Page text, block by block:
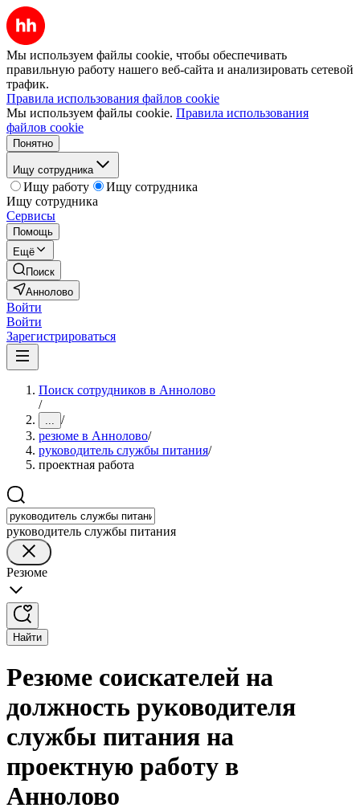
Мы используем файлы cookie, чтобы обеспечивать
правильную работу нашего веб-сайта и анализировать сетевой
трафик.
Правила использования файлов cookie
Мы используем файлы cookie. Правила использования
файлов cookie
Понятно
Ищу сотрудника
Ищу работу
Ищу сотрудника
Ищу сотрудника
Сервисы
Помощь
Ещё
Поиск
Аннолово
Войти
Войти
Зарегистрироваться
Поиск сотрудников в Аннолово
/
... /
резюме в Аннолово/
руководитель службы питания/
проектная работа
руководитель службы питания
Резюме
Найти
Резюме соискателей на
должность руководителя
службы питания на
проектную работу в
Аннолово